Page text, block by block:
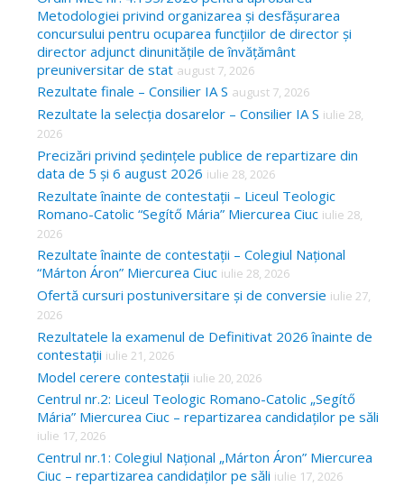
rMetodologiei privind organizarea și desfășurarea
concursului pentru ocuparea funcțiilor de director și
director adjunct dinunitățile de învățământ
preuniversitar de stat august 7, 2026
Rezultate finale – Consilier IA S august 7, 2026
Rezultate la selecția dosarelor – Consilier IA S iulie 28,
2026
Precizări privind ședințele publice de repartizare din
data de 5 și 6 august 2026 iulie 28, 2026
Rezultate înainte de contestații – Liceul Teologic
Romano-Catolic “Segítő Mária” Miercurea Ciuc iulie 28,
2026
Rezultate înainte de contestații – Colegiul Național
“Márton Áron” Miercurea Ciuc iulie 28, 2026
Ofertă cursuri postuniversitare și de conversie iulie 27,
2026
Rezultatele la examenul de Definitivat 2026 înainte de
contestații iulie 21, 2026
Model cerere contestații iulie 20, 2026
Centrul nr.2: Liceul Teologic Romano-Catolic „Segítő
Mária” Miercurea Ciuc – repartizarea candidaților pe săli
iulie 17, 2026
Centrul nr.1: Colegiul Național „Márton Áron” Miercurea
Ciuc – repartizarea candidaților pe săli iulie 17, 2026